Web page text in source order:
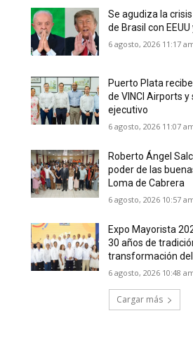
Se agudiza la
de Brasil con
6 agosto, 2026 11:17
Puerto Plata
de VINCI Airports y
ejecutivo
6 agosto, 2026 11:07
Roberto Ángel
poder de las
Loma de Cabrera
6 agosto, 2026 10:57
Expo Mayorista
30 años de
transformación
6 agosto, 2026 10:48
Cargar más